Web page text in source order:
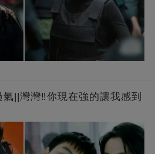
||灣灣‼️你現在強的讓我感到